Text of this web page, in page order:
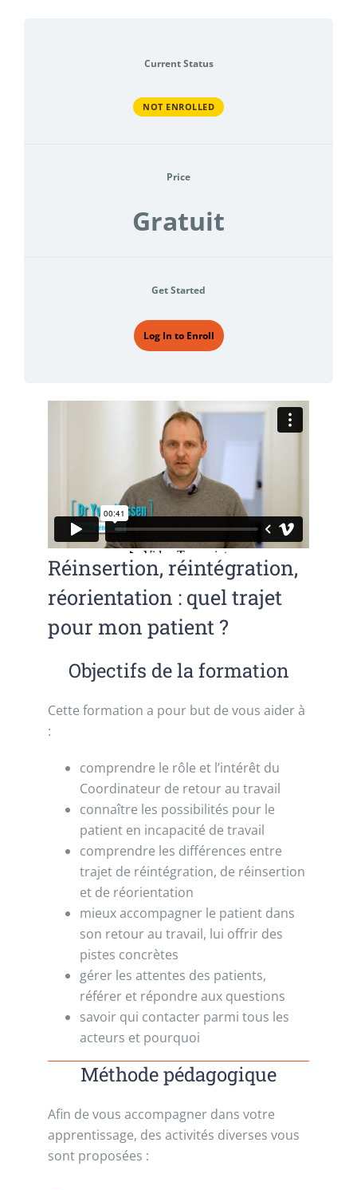
Current Status
NOT ENROLLED
Price
Gratuit
Get Started
Log In to Enroll
Réinsertion, réintégration,
réorientation : quel trajet
pour mon patient ?
Objectifs de la formation
Cette formation a pour but de vous aider à
:
comprendre le rôle et l’intérêt du
Coordinateur de retour au travail
connaître les possibilités pour le
patient en incapacité de travail
comprendre les différences entre
trajet de réintégration, de réinsertion
et de réorientation
mieux accompagner le patient dans
son retour au travail, lui offrir des
pistes concrètes
gérer les attentes des patients,
référer et répondre aux questions
savoir qui contacter parmi tous les
acteurs et pourquoi
Méthode pédagogique
Afin de vous accompagner dans votre
apprentissage, des activités diverses vous
sont proposées :